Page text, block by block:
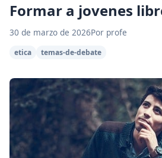
Formar a jovenes
30 de marzo de 2026Por profe
etica temas-de-debate